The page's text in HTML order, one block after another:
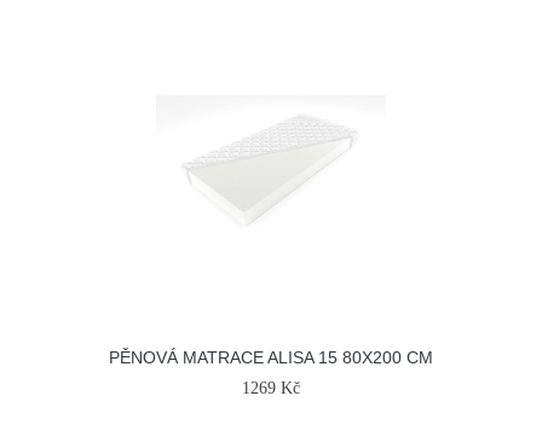
PĚNOVÁ MATRACE ALISA 15 80X200 CM
1269 Kč